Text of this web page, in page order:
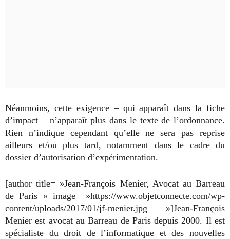
Néanmoins, cette exigence – qui apparaît dans la fiche
d’impact – n’apparaît plus dans le texte de l’ordonnance.
Rien n’indique cependant qu’elle ne sera pas reprise
ailleurs et/ou plus tard, notamment dans le cadre du
dossier d’autorisation d’expérimentation.
[author title= »Jean-François Menier, Avocat au Barreau
de Paris » image= »https://www.objetconnecte.com/wp-
content/uploads/2017/01/jf-menier.jpg »]Jean-François
Menier est avocat au Barreau de Paris depuis 2000. Il est
spécialiste du droit de l’informatique et des nouvelles